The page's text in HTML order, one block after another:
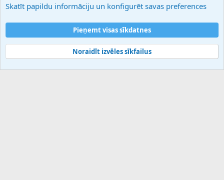
Palīdzība
Noteikumi un nosacījumi
Privātuma politika
Community platform by XenForo® © 2010-2025 XenForo Ltd.
Skatīt papildu informāciju un konfigurēt savas preferences
Pieņemt visas sīkdatnes
Noraidīt izvēles sīkfailus